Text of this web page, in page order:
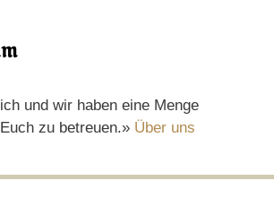
und wir haben eine Menge
zu betreuen.» Über uns